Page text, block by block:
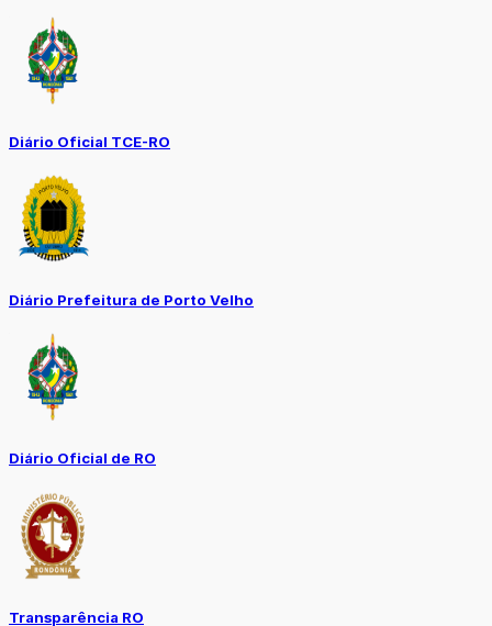
Diário Oficial TCE-RO
Diário Prefeitura de Porto Velho
Diário Oficial de RO
Transparência RO